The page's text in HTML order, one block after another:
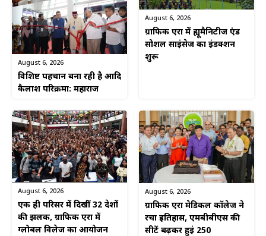
August 6, 2026
विशिष्ट पहचान बना रही है आदि
कैलाश परिक्रमा: महाराज
August 6, 2026
ग्राफिक एरा में ह्यूमैनिटीज एंड
सोशल साइंसेज का इंडक्शन
शुरू
August 6, 2026
एक ही परिसर में दिखीं 32 देशों
की झलक, ग्राफिक एरा में
ग्लोबल विलेज का आयोजन
August 6, 2026
ग्राफिक एरा मेडिकल कॉलेज ने
रचा इतिहास, एमबीबीएस की
सीटें बढ़कर हुईं 250